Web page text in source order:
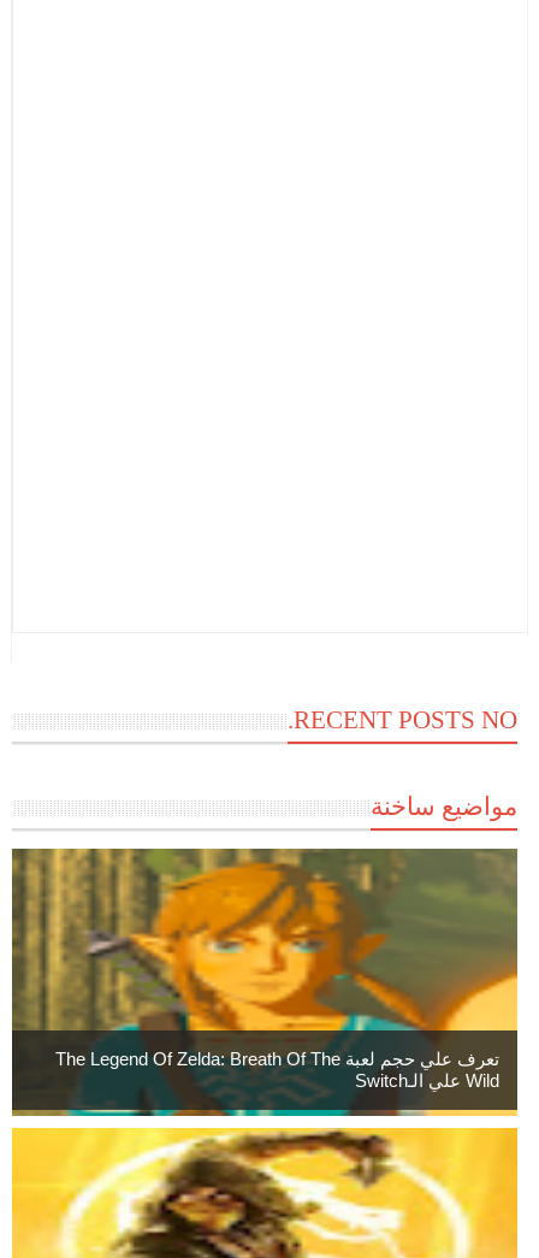
RECENT POSTS NO.
مواضيع ساخنة
تعرف علي حجم لعبة The Legend Of Zelda: Breath Of The
Wild علي الـSwitch